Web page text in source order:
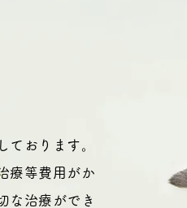
ております。
療等費用がか
な治療ができ